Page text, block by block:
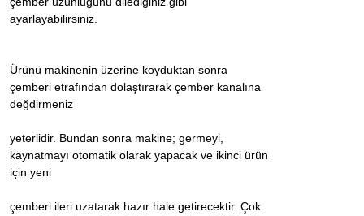
ayarlayabilirsiniz.
Ürünü makinenin üzerine koyduktan sonra
çemberi etrafından dolaştırarak çember kanalına
değdirmeniz
yeterlidir. Bundan sonra makine; germeyi,
kaynatmayı otomatik olarak yapacak ve ikinci ürün
için yeni
çemberi ileri uzatarak hazır hale getirecektir. Çok